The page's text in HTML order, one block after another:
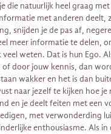
die natuurlijk heel graag
met anderen deelt,
snijden je de pas af,
meer informatie te delen,
weten. Dat is hun Ego.
door jouw kennis, dan
wakker en het is dan
naar jezelf te kijken hoe je
en je deelt feiten met een
met verwonderding
enthousiasme. Als in